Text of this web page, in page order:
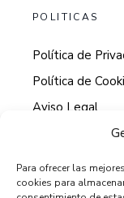
Para ofrecer las
cookies para
POLITICAS
Política de
Política de
Aviso Legal
HORARIO DE